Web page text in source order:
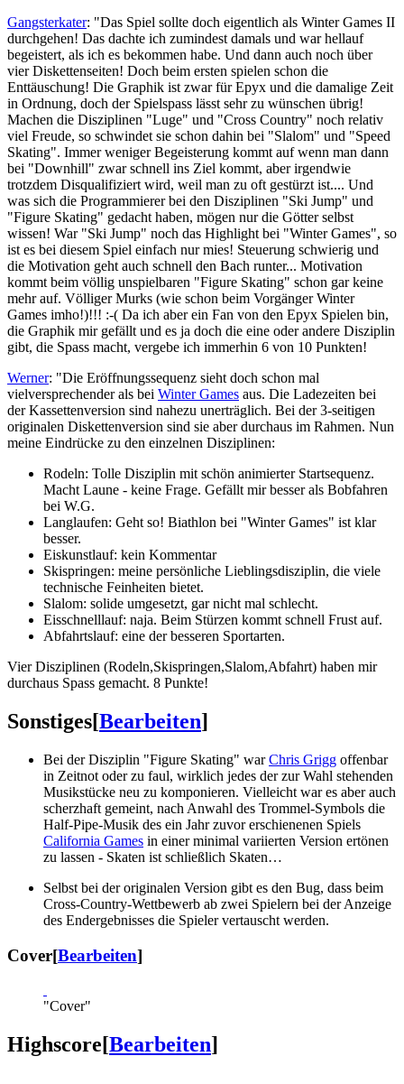
Gangsterkater: "Das Spiel sollte doch eigentlich als Winter Games II
durchgehen! Das dachte ich zumindest damals und war hellauf
begeistert, als ich es bekommen habe. Und dann auch noch über
vier Diskettenseiten! Doch beim ersten spielen schon die
Enttäuschung! Die Graphik ist zwar für Epyx und die damalige Zeit
in Ordnung, doch der Spielspass lässt sehr zu wünschen übrig!
Machen die Disziplinen "Luge" und "Cross Country" noch relativ
viel Freude, so schwindet sie schon dahin bei "Slalom" und "Speed
Skating". Immer weniger Begeisterung kommt auf wenn man dann
bei "Downhill" zwar schnell ins Ziel kommt, aber irgendwie
trotzdem Disqualifiziert wird, weil man zu oft gestürzt ist.... Und
was sich die Programmierer bei den Disziplinen "Ski Jump" und
"Figure Skating" gedacht haben, mögen nur die Götter selbst
wissen! War "Ski Jump" noch das Highlight bei "Winter Games", so
ist es bei diesem Spiel einfach nur mies! Steuerung schwierig und
die Motivation geht auch schnell den Bach runter... Motivation
kommt beim völlig unspielbaren "Figure Skating" schon gar keine
mehr auf. Völliger Murks (wie schon beim Vorgänger Winter
Games imho!)!!! :-( Da ich aber ein Fan von den Epyx Spielen bin,
die Graphik mir gefällt und es ja doch die eine oder andere Disziplin
gibt, die Spass macht, vergebe ich immerhin 6 von 10 Punkten!
Werner: "Die Eröffnungssequenz sieht doch schon mal
vielversprechender als bei Winter Games aus. Die Ladezeiten bei
der Kassettenversion sind nahezu unerträglich. Bei der 3-seitigen
originalen Diskettenversion sind sie aber durchaus im Rahmen. Nun
meine Eindrücke zu den einzelnen Disziplinen:
Rodeln: Tolle Disziplin mit schön animierter Startsequenz.
Macht Laune - keine Frage. Gefällt mir besser als Bobfahren
bei W.G.
Langlaufen: Geht so! Biathlon bei "Winter Games" ist klar
besser.
Eiskunstlauf: kein Kommentar
Skispringen: meine persönliche Lieblingsdisziplin, die viele
technische Feinheiten bietet.
Slalom: solide umgesetzt, gar nicht mal schlecht.
Eisschnelllauf: naja. Beim Stürzen kommt schnell Frust auf.
Abfahrtslauf: eine der besseren Sportarten.
Vier Disziplinen (Rodeln,Skispringen,Slalom,Abfahrt) haben mir
durchaus Spass gemacht. 8 Punkte!
Sonstiges[Bearbeiten]
Bei der Disziplin "Figure Skating" warChris Grigg offenbar
in Zeitnot oder zu faul, wirklich jedes der zur Wahl stehenden
Musikstücke neu zu komponieren. Vielleicht war es aber auch
scherzhaft gemeint, nach Anwahl des Trommel-Symbols die
Half-Pipe-Musik des ein Jahr zuvor erschienenen Spiels
California Games in einer minimal variierten Version ertönen
zu lassen - Skaten ist schließlich Skaten…
Selbst bei der originalen Version gibt es den Bug, dass beim
Cross-Country-Wettbewerb ab zwei Spielern bei der Anzeige
des Endergebnisses die Spieler vertauscht werden.
Cover[Bearbeiten]
"Cover"
Highscore[Bearbeiten]